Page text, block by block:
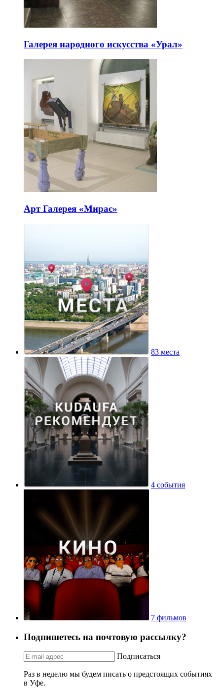
Галерея народного искусства «Урал»
Арт Галерея «Мирас»
83 места
4 события
7 фильмов
Подпишетесь на почтовую рассылку?
Подписаться
Раз в неделю мы будем писать о предстоящих событиях
в Уфе.